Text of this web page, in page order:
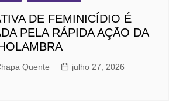
DE FEMINICÍDIO É
PELA RÁPIDA AÇÃO DA
Quente
julho 27, 2026